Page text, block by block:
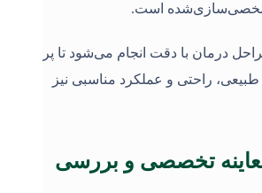
شخصی‌سازی‌شده است.
درمان با دقت انجام می‌شود تا پروتز
طبیعی، راحتی و عملکرد مناسبی نیز
تخصصی و بررسی